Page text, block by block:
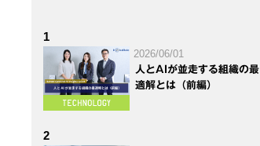
1
2026/06/01
人とAIが並走する組織の最
適解とは（前編）
2